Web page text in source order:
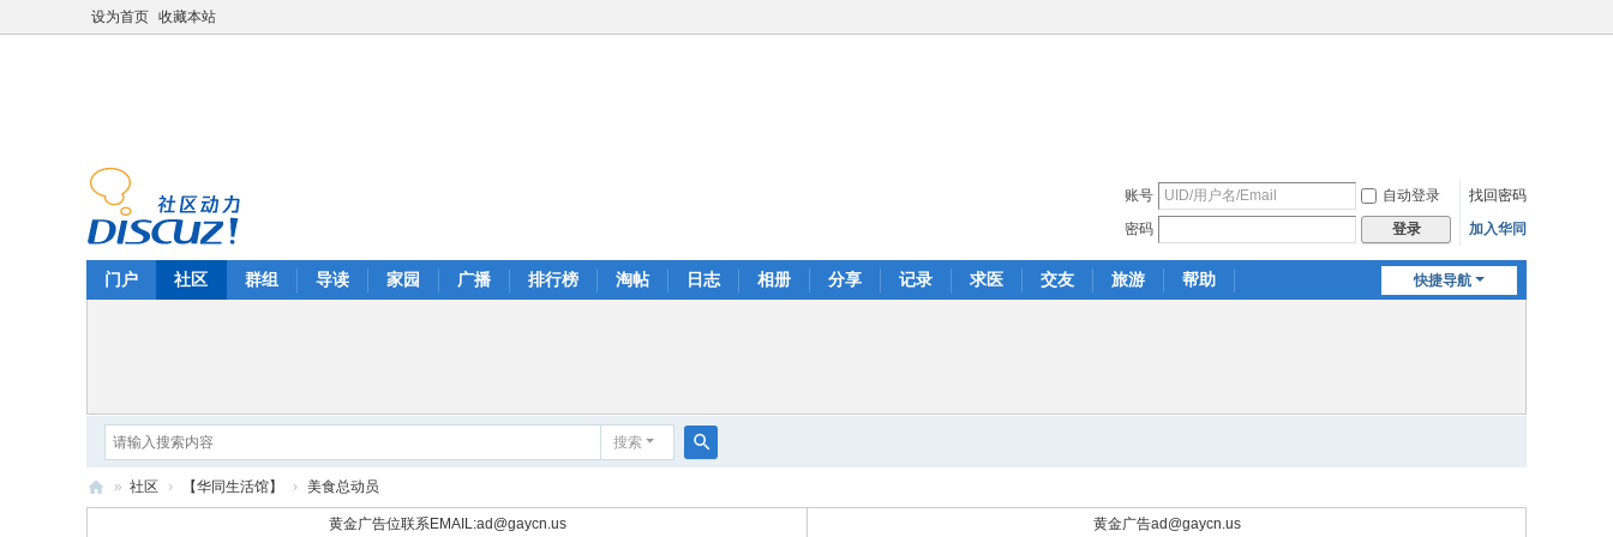
设为首页 收藏本站
账号 自动登录
找回密码
密码
登录 加入华同
快捷导航
门户 社区 群组 导读 家园 广播 排行榜 淘帖 日志 相册 分享 记录 求医 交友 旅游 帮助
搜索
索
» 社区 › 【华同生活馆】 › 美食总动员
黄金广告位联系EMAIL:ad@gaycn.us 黄金广告ad@gaycn.us